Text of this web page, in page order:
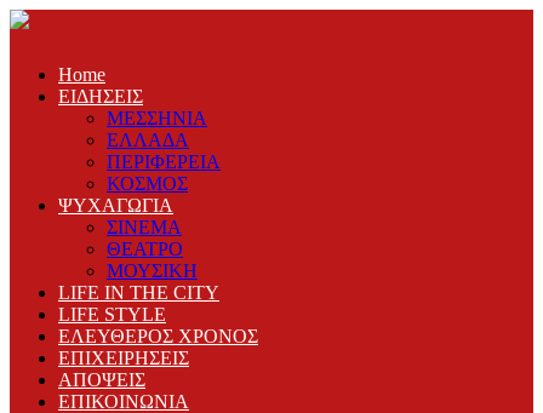
Home
ΕΙΔΗΣΕΙΣ
ΜΕΣΣΗΝΙΑ
ΕΛΛΑΔΑ
ΠΕΡΙΦΕΡΕΙΑ
ΚΟΣΜΟΣ
ΨΥΧΑΓΩΓΙΑ
ΣΙΝΕΜΑ
ΘΕΑΤΡΟ
ΜΟΥΣΙΚΗ
LIFE IN THE CITY
LIFE STYLE
ΕΛΕΥΘΕΡΟΣ ΧΡΟΝΟΣ
ΕΠΙΧΕΙΡΗΣΕΙΣ
ΑΠΟΨΕΙΣ
ΕΠΙΚΟΙΝΩΝΙΑ